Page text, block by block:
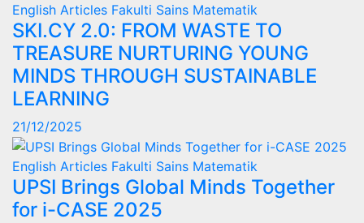
English Articles Fakulti Sains Matematik
SKI.CY 2.0: FROM WASTE TO
TREASURE NURTURING YOUNG
MINDS THROUGH SUSTAINABLE
LEARNING
21/12/2025
English Articles Fakulti Sains Matematik
UPSI Brings Global Minds Together
for i-CASE 2025